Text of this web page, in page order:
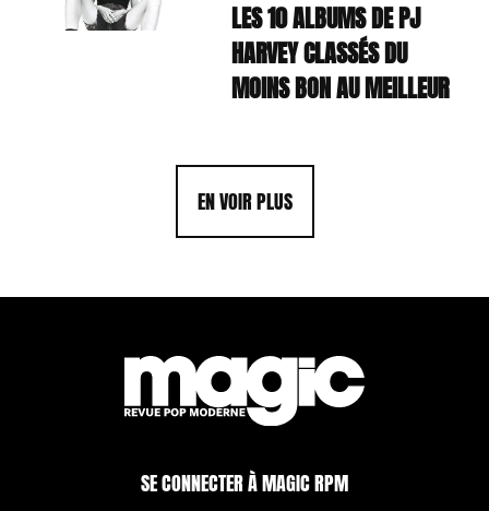
LES 10 ALBUMS DE PJ
HARVEY CLASSÉS DU
MOINS BON AU MEILLEUR
EN VOIR PLUS
SE CONNECTER À MAGIC RPM